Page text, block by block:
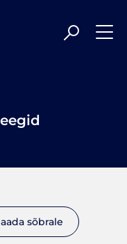
ja
Sind parimal
sõbrale